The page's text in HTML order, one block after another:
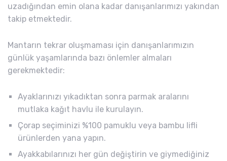
uzadığından emin olana kadar danışanlarımızı yakından
takip etmektedir.
Mantarın tekrar oluşmaması için danışanlarımızın
günlük yaşamlarında bazı önlemler almaları
gerekmektedir:
Ayaklarınızı yıkadıktan sonra parmak aralarını
mutlaka kağıt havlu ile kurulayın.
Çorap seçiminizi %100 pamuklu veya bambu lifli
ürünlerden yana yapın.
Ayakkabılarınızı her gün değiştirin ve giymediğiniz